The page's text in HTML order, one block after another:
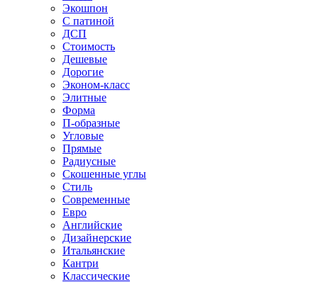
Экошпон
С патиной
ДСП
Стоимость
Дешевые
Дорогие
Эконом-класс
Элитные
Форма
П-образные
Угловые
Прямые
Радиусные
Скошенные углы
Стиль
Современные
Евро
Английские
Дизайнерские
Итальянские
Кантри
Классические